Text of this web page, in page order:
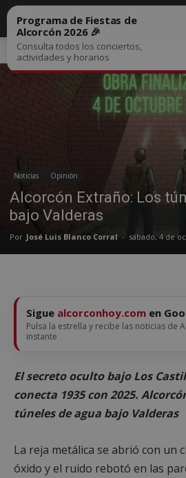
Inicio Noticias
Noticias Opinión
Alcorcón Extraño: Los
bajo Valderas
Por José Luis Blanco Corral - sábado, 4 de
Programa de Fiestas de
Alcorcón 2026 🎉
Consulta todos los conciertos,
actividades y horarios
Sigue alcorconhoy.com en
Pulsa la estrella y recibe las noticias de
instante
El secreto oculto bajo Los
conecta 1935 con 2025.
túneles de agua bajo Valderas
La reja metálica se abrió con un
óxido y el ruido rebotó en las